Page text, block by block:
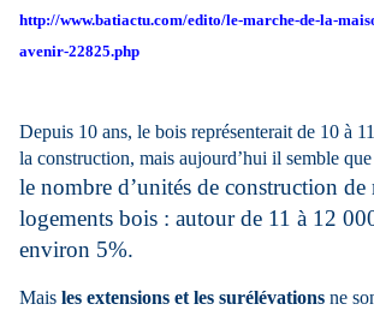
http://www.batiactu.com/edito/le-marche-de-la-
avenir-22825.php
Depuis 10 ans, le bois représenterait de 10 à
la construction, mais aujourd’hui il semble
le nombre d’unités de construction de
logements bois : autour de 11 à 12
environ 5%.
Mais les extensions et les surélévations ne